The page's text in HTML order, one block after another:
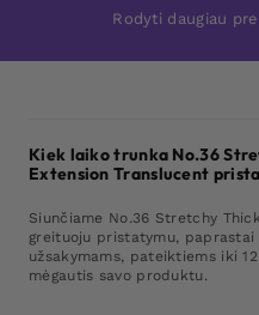
Rodyti daugiau
Kiek laiko trunka No.36
Extension Translucent
Siunčiame No.36 Stretchy
greituoju pristatymu,
užsakymams, pateiktiems iki
mėgautis savo produktu.